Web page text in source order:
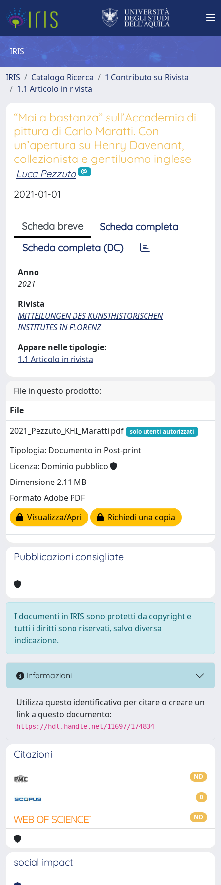
IRIS
IRIS Catalogo Ricerca
1 Contributo su Rivista
1.1 Articolo in rivista
“Mai a bastanza” sull’Accademia di
pittura di Carlo Maratti. Con
un’apertura su Henry Davenant,
collezionista e gentiluomo inglese
Luca Pezzuto
2021-01-01
Scheda breve
Scheda completa
Scheda completa (DC)
Anno
2021
Rivista
MITTEILUNGEN DES KUNSTHISTORISCHEN
INSTITUTES IN FLORENZ
Appare nelle tipologie:
1.1 Articolo in rivista
File in questo prodotto:
File
2021_Pezzuto_KHI_Maratti.pdf
solo utenti autorizzati
Tipologia: Documento in Post-print
Licenza: Dominio pubblico
Dimensione 2.11 MB
Formato Adobe PDF
Visualizza/Apri
Richiedi una copia
Pubblicazioni consigliate
I documenti in IRIS sono protetti da copyright e
tutti i diritti sono riservati, salvo diversa
indicazione.
Informazioni
Utilizza questo identificativo per citare o creare un
link a questo documento:
https://hdl.handle.net/11697/174834
Citazioni
ND
0
ND
social impact